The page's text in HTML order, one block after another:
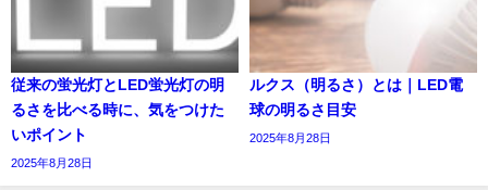
従来の蛍光灯とLED蛍光灯の明
るさを比べる時に、気をつけた
いポイント
2025年8月28日
ルクス（明るさ）とは｜LED電
球の明るさ目安
2025年8月28日